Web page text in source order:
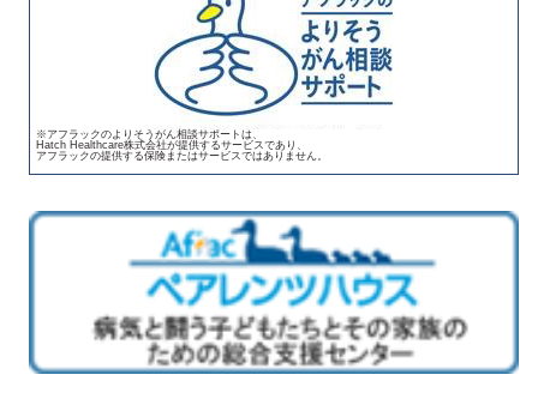
※アフラックのよりそうがん相談サポートは、
Hatch Healthcare株式会社が提供するサービスであり、
アフラックの提供する保険またはサービスではありません。